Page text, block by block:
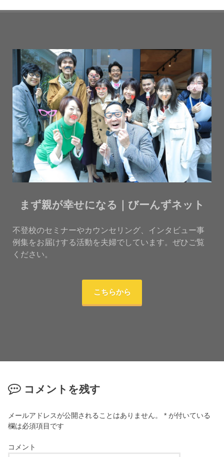
まず親が幸せになる｜びーんずネット
不登校のセミナーやカウンセリング、インタビュー事
例集をお届けする活動を夫婦でしています。ぜひご覧
ください。
こちらから
コメントを残す
メールアドレスが公開されることはありません。 * が付いている
欄は必須項目です
コメント